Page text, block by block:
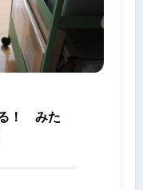
！ みた